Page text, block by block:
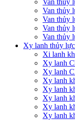
Van thủy
Van thủy
Van thủy
Van thủy
Xy lanh thủy
Xi lanh
Xy lanh
Xy lanh
Xy lanh
Xy lanh
Xy lanh
Xy lanh
Xy lanh